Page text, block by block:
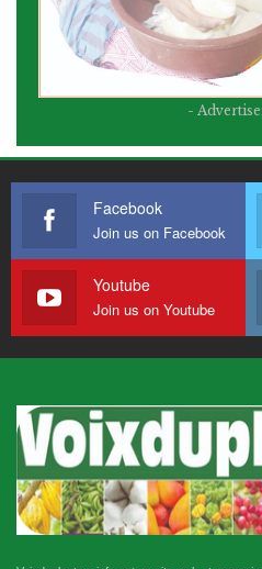
-
Facebook
Join us on Facebook
Youtube
Join us on Youtube